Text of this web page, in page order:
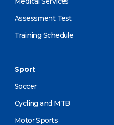
Assessment Test
Training Schedule
Sport
Soccer
Cycling and MTB
Motor Sports